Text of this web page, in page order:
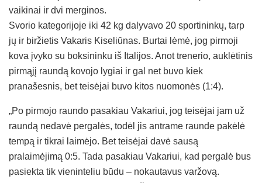
vaikinai ir dvi merginos.
Svorio kategorijoje iki 42 kg dalyvavo 20 sportininkų, tarp
jų ir biržietis Vakaris Kiseliūnas. Burtai lėmė, jog pirmoji
kova įvyko su boksininku iš Italijos. Anot trenerio, auklėtinis
pirmąjį raundą kovojo lygiai ir gal net buvo kiek
pranašesnis, bet teisėjai buvo kitos nuomonės (1:4).
„Po pirmojo raundo pasakiau Vakariui, jog teisėjai jam už
raundą nedavė pergalės, todėl jis antrame raunde pakėlė
tempą ir tikrai laimėjo. Bet teisėjai davė sausą
pralaimėjimą 0:5. Tada pasakiau Vakariui, kad pergalė bus
pasiekta tik vieninteliu būdu – nokautavus varžovą.